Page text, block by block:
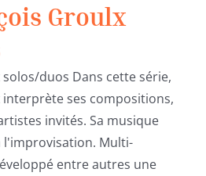
Groulx
solos/duos Dans cette série,
interprète ses compositions,
invités. Sa musique
l'improvisation. Multi-
entre autres une